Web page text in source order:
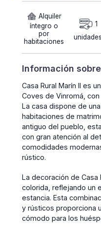
Alquiler
íntegro o
por
habitaciones
1
unidades
Información
Casa Rural Marín II es
Coves de Vinromá,
La casa dispone de
habitaciones de
antiguo del pueblo,
con gran atención al
comodidades
rústico.
La decoración de Casa
colorida, reflejando un
estancia. Esta
y rústicos proporciona
cómodo para los